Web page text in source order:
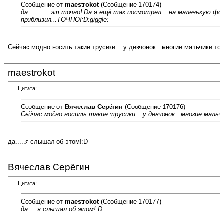
Сообщение от maestrokot(Сообщение 170174)
да............эт точно!:Dа я ещё так посмотрел....на маленькую
приблизил...ТОЧНО!:D:giggle:
Сейчас модно носить такие трусики....у девчонок...многие мальчики
maestrokot
Цитата:
Сообщение от Вячеслав Серёгин (Сообщение 170176)
Сейчас модно носить такие трусики....у девчонок...многие
да.....я слышал об этом!:D
Вячеслав Серёгин
Цитата:
Сообщение от maestrokot(Сообщение 170177)
да.....я слышал об этом!:D